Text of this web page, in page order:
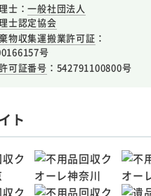
士：一般社団法人
士認定協会
物収集運搬業許可証 ：
号
可証番号 ：542791100800号
ト